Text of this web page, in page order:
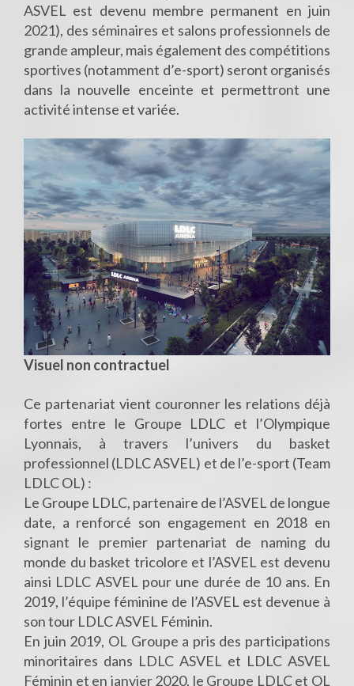
ASVEL est devenu membre permanent en juin
2021), des séminaires et salons professionnels de
grande ampleur, mais également des compétitions
sportives (notamment d’e-sport) seront organisés
dans la nouvelle enceinte et permettront une
activité intense et variée.
Visuel non contractuel
Ce partenariat vient couronner les relations déjà
fortes entre le Groupe LDLC et l’Olympique
Lyonnais, à travers l’univers du basket
professionnel (LDLC ASVEL) et de l’e-sport (Team
LDLC OL) :
Le Groupe LDLC, partenaire de l’ASVEL de longue
date, a renforcé son engagement en 2018 en
signant le premier partenariat de naming du
monde du basket tricolore et l’ASVEL est devenu
ainsi LDLC ASVEL pour une durée de 10 ans. En
2019, l’équipe féminine de l’ASVEL est devenue à
son tour LDLC ASVEL Féminin.
En juin 2019, OL Groupe a pris des participations
minoritaires dans LDLC ASVEL et LDLC ASVEL
Féminin et en janvier 2020, le Groupe LDLC et OL